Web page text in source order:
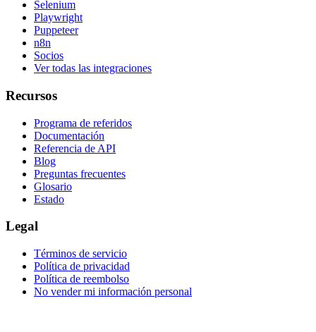
Selenium
Playwright
Puppeteer
n8n
Socios
Ver todas las integraciones
Recursos
Programa de referidos
Documentación
Referencia de API
Blog
Preguntas frecuentes
Glosario
Estado
Legal
Términos de servicio
Política de privacidad
Política de reembolso
No vender mi información personal